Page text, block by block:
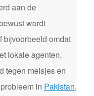
aan de
wordt
bijvoorbeeld omdat
lokale agenten,
tegen meisjes en
in Pakistan,